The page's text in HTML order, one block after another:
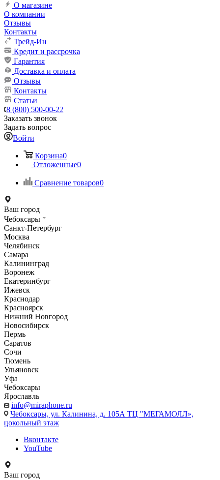
О магазине
О компании
Отзывы
Контакты
Трейд-Ин
Кредит и рассрочка
Гарантия
Доставка и оплата
Отзывы
Контакты
Статьи
8 (800) 500-00-22
Заказать звонок
Задать вопрос
Войти
Корзина0
Отложенные0
Сравнение товаров0
Ваш город
Чебоксары
Санкт-Петербург
Москва
Челябинск
Самара
Калининград
Воронеж
Екатеринбург
Ижевск
Краснодар
Красноярск
Нижний Новгород
Новосибирск
Пермь
Саратов
Сочи
Тюмень
Ульяновск
Уфа
Чебоксары
Ярославль
info@miraphone.ru
Чебоксары, ул. Калинина, д. 105А ТЦ "МЕГАМОЛЛ»,
цокольный этаж
Вконтакте
YouTube
Ваш город